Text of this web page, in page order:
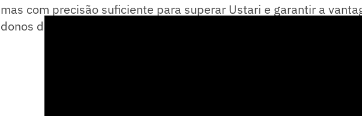
mas com precisão suficiente para superar Ustari e garantir a
donos da casa.